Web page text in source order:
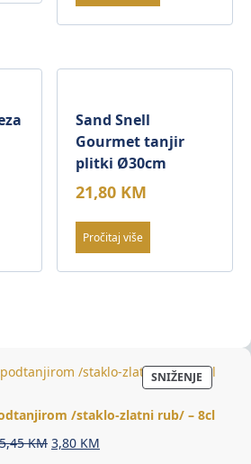
Sand Snell
Gourmet tanjir
plitki Ø30cm
21,80 KM
Pročitaj više
SNIŽENJE
NA
AKCIJI
/staklo-zlatni rub/ – 8cl
5,45KM Original
3,80 KM